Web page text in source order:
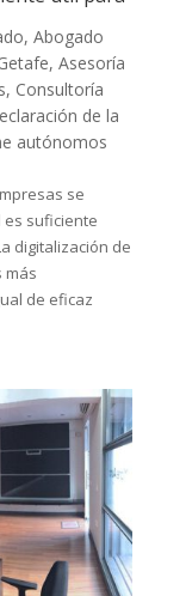
, Abogado
, Asesoría
, Consultoría
de la
autónomos
se
suficiente
digitalización de
más
de eficaz